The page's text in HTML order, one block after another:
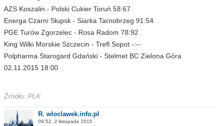
AZS Koszalin - Polski Cukier Toruń 58:67
Energa Czarni Słupsk - Siarka Tarnobrzeg 91:54
PGE Turów Zgorzelec - Rosa Radom 78:92
King Wilki Morskie Szczecin - Trefl Sopot -:--
Polpharma Starogard Gdański - Stelmet BC Zielona Góra
02.11.2015 18:00
Źródło: PLK
R. wloclawek.info.pl
09:52, 2 listopada 2015